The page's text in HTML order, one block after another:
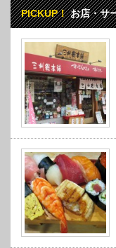
PICKUP！お店・サ